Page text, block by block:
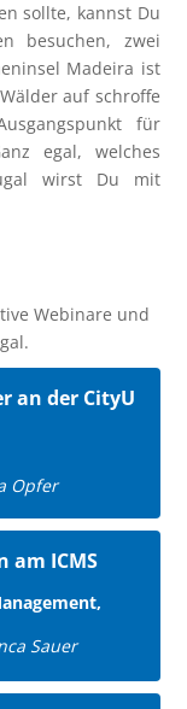
sollte, kannst Du
besuchen, zwei
Madeira ist
auf schroffe
für
egal, welches
wirst Du mit
Webinare und
an der CityU
Opfer
am ICMS
Sauer